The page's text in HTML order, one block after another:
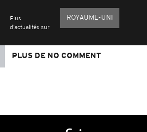
Plus
d'actualités sur
ROYAUME-UNI
PLUS DE NO COMMENT